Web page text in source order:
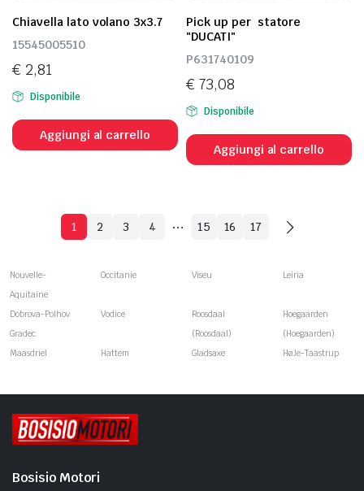
Chiavella lato volano 3x3.7
15545005510
€ 2,81
Disponibile
Aggiungi al carrello
Pick up per statore
"DUCATI"
P631740109
€ 73,08
Disponibile
Aggiungi al carrello
1 2 3 4 … 15 16 17
Nouvelle-
Aquitaine
Occitanie Viseu Leiria
Dobrova-Polhov
Gradec
Vodice
Roosdaal
(Roosdaal)
Hoegaarden
(Hoegaarden)
Maasdriel
Hattem Gladsaxe HøJe-Taastrup
Bosisio Motori